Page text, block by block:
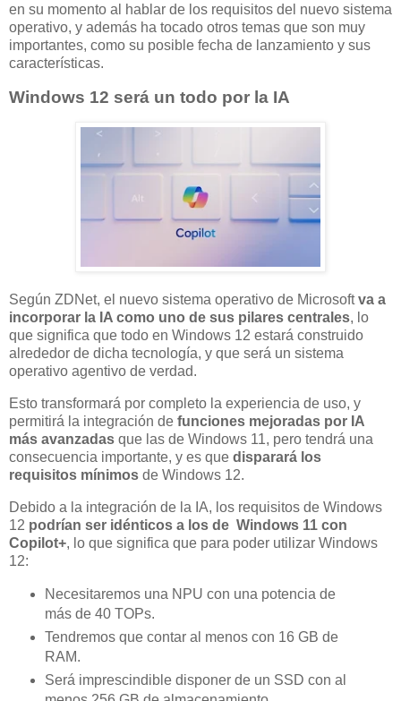
en su momento al hablar de los requisitos del nuevo sistema
operativo, y además ha tocado otros temas que son muy
importantes, como su posible fecha de lanzamiento y sus
características.
Windows 12 será un todo por la IA
Según ZDNet, el nuevo sistema operativo de Microsoftva a
incorporar la IA como uno de sus pilares centrales, lo
que significa que todo en Windows 12 estará construido
alrededor de dicha tecnología, y que será un sistema
operativo agentivo de verdad.
Esto transformará por completo la experiencia de uso, y
permitirá la integración de funciones mejoradas por IA
más avanzadas que las de Windows 11, pero tendrá una
consecuencia importante, y es que disparará los
requisitos mínimos de Windows 12.
Debido a la integración de la IA, los requisitos de Windows
12 podrían ser idénticos a los de Windows 11 con
Copilot+, lo que significa que para poder utilizar Windows
12:
Necesitaremos una NPU con una potencia de
más de 40 TOPs.
Tendremos que contar al menos con 16 GB de
RAM.
Será imprescindible disponer de un SSD con al